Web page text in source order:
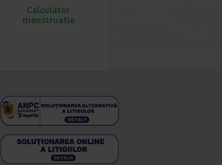
Calculator
menstruatie